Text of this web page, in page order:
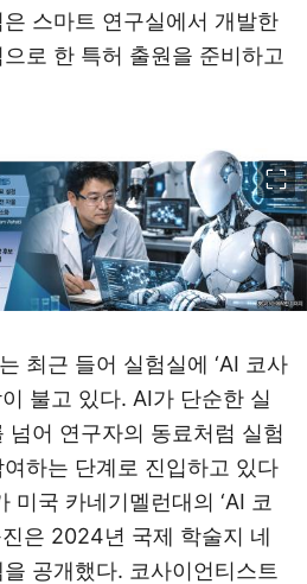
스마트 연구실에서 개발한
로 한 특허 출원을 준비하고
최근 들어 실험실에 ‘AI 코사
불고 있다. AI가 단순한 실
넘어 연구자의 동료처럼 실험
하는 단계로 진입하고 있다
미국 카네기멜런대의 ‘AI 코
진은 2024년 국제 학술지 네
공개했다. 코사이언티스트